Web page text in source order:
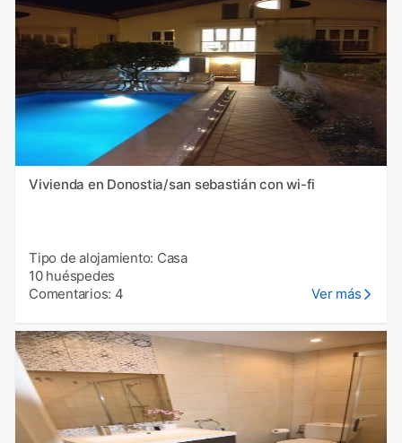
Vivienda en Donostia/san sebastián con wi-fi
Tipo de alojamiento: Casa
10 huéspedes
Comentarios: 4
Ver más